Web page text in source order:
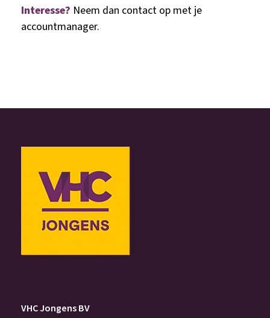
Interesse? Neem dan contact op met je
accountmanager.
VHC Jongens BV